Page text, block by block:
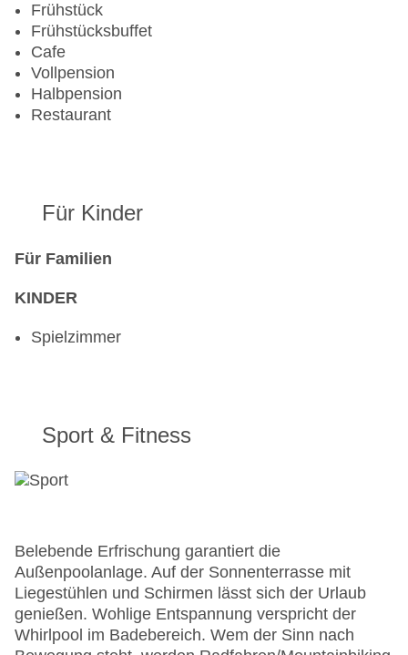
Frühstück
Frühstücksbuffet
Cafe
Vollpension
Halbpension
Restaurant
Für Kinder
Für Familien
KINDER
Spielzimmer
Sport & Fitness
Belebende Erfrischung garantiert die
Außenpoolanlage. Auf der Sonnenterrasse mit
Liegestühlen und Schirmen lässt sich der Urlaub
genießen. Wohlige Entspannung verspricht der
Whirlpool im Badebereich. Wem der Sinn nach